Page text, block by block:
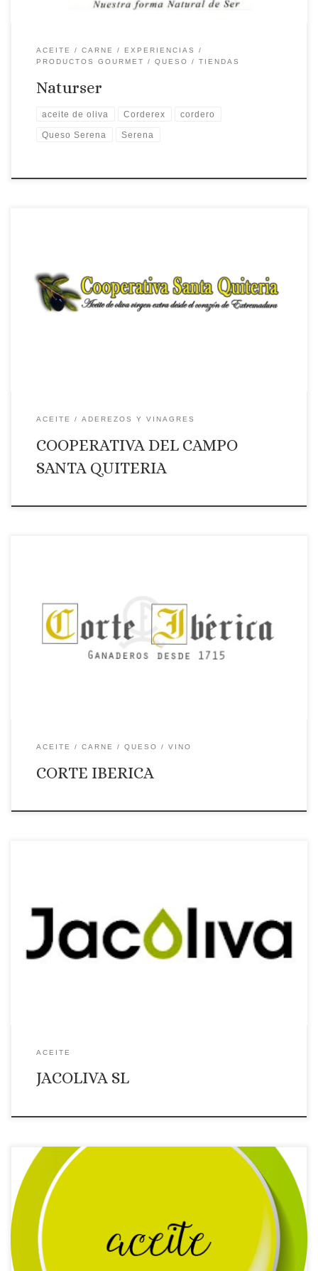
ACEITE CARNE
EXPERIENCIAS
PRODUCTOS GOURMET
QUESO TIENDAS
Naturser
aceite de oliva Corderex cordero
Queso Serena Serena
electrónico Teléfono: Teléfono: 924321045 Ámbito de
suministro: NACIONAL Productos que ofrece: Cooperativa de
agricultores produciendo Aceite de Oliva Virgen Extra de
Calidad desde 1974 a partir de aceituna monovarietal Verdial.
ACEITE ADEREZOS Y VINAGRES
COOPERATIVA DEL CAMPO
SANTA QUITERIA
Página web: Web Correo Electrónico: Contactar por correo
electrónico Teléfono: Teléfono: 637843793 Ámbito de
suministro: NACIONAL Productos que ofrece: BEBIDAS, VINO
EMBOTELLADO CONDE DE LA CORTE Y BIB VINOS DE LA
CORTE Y GARANDA
ACEITE CARNE QUESO VINO
CORTE IBERICA
electrónico Teléfono: Teléfono: 927448011 Ámbito de
suministro: Ámbito de suministro: nacional e internacional.
Productos que ofrece: aceite de oliva virgen extra, virgen extra
ecológico y Denominación de origen: Tiendas: Oleoteca de
ACEITE
JACOLIVA SL
Página web: Web Correo Electrónico: Contactar por correo
electrónico Teléfono: Teléfono: 629778331 Ámbito de
suministro: PROVINCIA DE BADAJOZ Productos que ofrece: 0